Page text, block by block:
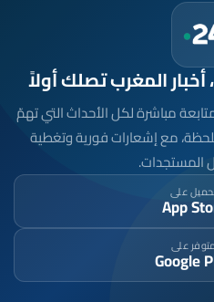
24 يوفّر لكم متابعة مباشرة لكل الأحداث التي تهمّ
مع إشعارات فورية وتغطية
المستجدات.
على
App
على
Google